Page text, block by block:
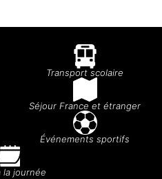
Transport scolaire
Séjour France et étranger
Événements sportifs
la journée